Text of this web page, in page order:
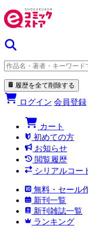
履歴を全て削除する
ログイン 会員登録
カート
初めての方
お知らせ
閲覧履歴
シリアルコー
無料・セール
新刊一覧
新刊雑誌一覧
ランキング